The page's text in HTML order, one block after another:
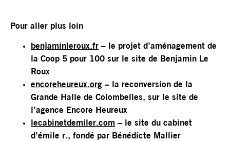
Pour aller plus loin
benjaminleroux.fr – le projet d’aménagement de
la Coop 5 pour 100 sur le site de Benjamin Le
Roux
encoreheureux.org – la reconversion de la
Grande Halle de Colombelles, sur le site de
l’agence Encore Heureux
lecabinetdemiler.com – le site du cabinet
d’émile r., fondé par Bénédicte Mallier